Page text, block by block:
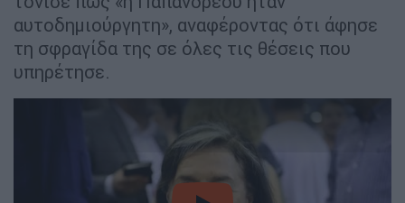
αυτοδημιούργητη», αναφέροντας ότι άφησε
τη σφραγίδα της σε όλες τις θέσεις που
υπηρέτησε.